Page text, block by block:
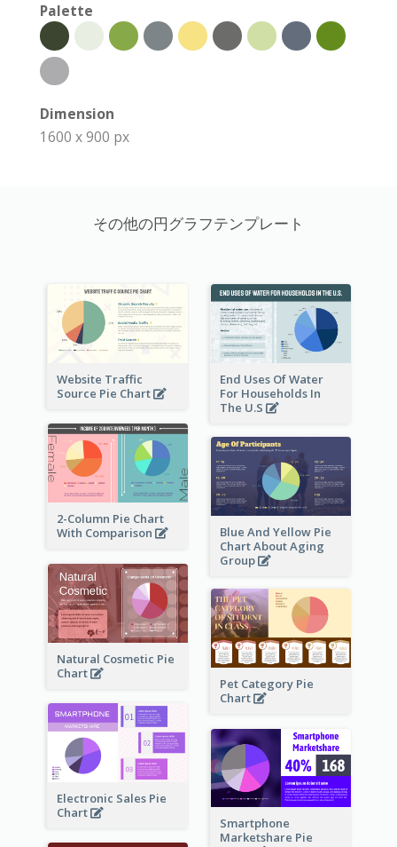
Palette
Dimension
1600 x 900 px
その他の円グラフテンプレート
Website Traffic
Source Pie Chart
End Uses Of Water
For Households In
The U.S
2-Column Pie Chart
With Comparison
Blue And Yellow Pie
Chart About Aging
Group
Natural Cosmetic Pie
Chart
Pet Category Pie
Chart
Electronic Sales Pie
Chart
Smartphone
Marketshare Pie